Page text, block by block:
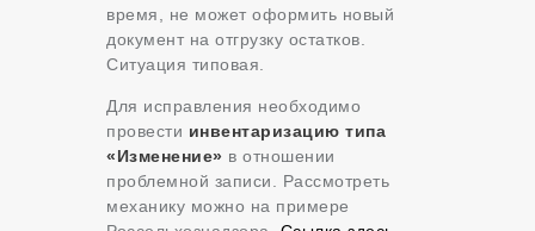
время, не может оформить новый
документ на отгрузку остатков.
Ситуация типовая.
Для исправления необходимо
провести инвентаризацию типа
«Изменение» в отношении
проблемной записи. Рассмотреть
механику можно на примере